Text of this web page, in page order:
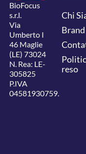
BioFocus
s.r.l.
Via
Umberto I
46 Maglie
(LE) 73024
N. Rea: LE-
305825
P.IVA
04581930759.
Chi
Brand
reso